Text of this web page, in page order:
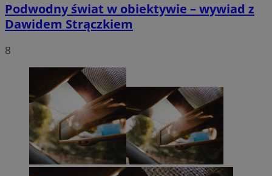
Podwodny świat w obiektywie – wywiad z
Dawidem Strączkiem
8